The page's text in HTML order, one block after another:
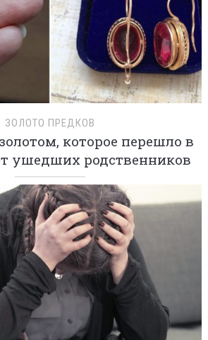
ЗОЛОТО ПРЕДКОВ
которое перешло в
ушедших родственников